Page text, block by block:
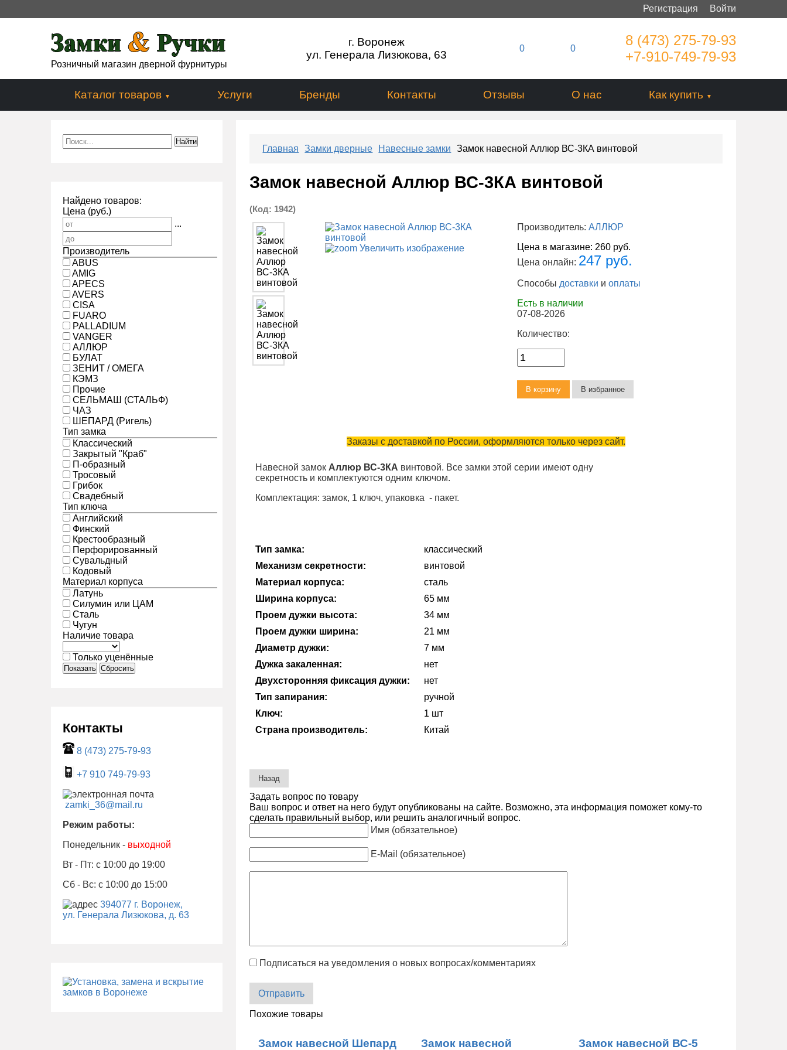
Войти
Регистрация
Розничный магазин дверной фурнитуры
г. Воронеж
ул. Генерала Лизюкова, 63
0 0
8 (473) 275-79-93
+7-910-749-79-93
Каталог товаров Услуги Бренды Контакты Отзывы О нас Как купить
Найдено товаров:
Цена (руб.)
...
Производитель
ABUS
AMIG
APECS
AVERS
CISA
FUARO
PALLADIUM
VANGER
АЛЛЮР
БУЛАТ
ЗЕНИТ / ОМЕГА
КЭМЗ
Прочие
СЕЛЬМАШ (СТАЛЬФ)
ЧАЗ
ШЕПАРД (Ригель)
Тип замка
Классический
Закрытый "Краб"
П-образный
Тросовый
Грибок
Свадебный
Тип ключа
Английский
Финский
Крестообразный
Перфорированный
Сувальдный
Кодовый
Материал корпуса
Латунь
Силумин или ЦАМ
Сталь
Чугун
Наличие товара
Только уценённые
Показать Сбросить
Контакты
8 (473) 275-79-93
+7 910 749-79-93
zamki_36@mail.ru
Режим работы:
Понедельник - выходной
Вт - Пт: с 10:00 до 19:00
Сб - Вс: с 10:00 до 15:00
394077 г. Воронеж,
ул. Генерала Лизюкова, д. 63
Главная Замки дверные Навесные замки Замок навесной Аллюр ВС-3КА винтовой
Замок навесной Аллюр ВС-3КА винтовой
(Код: 1942)
Увеличить изображение
Производитель:АЛЛЮР
Цена в магазине: 260 руб.
Цена онлайн: 247 руб.
Способы доставки иоплаты
Есть в наличии
07-08-2026
Количество:
Заказы с доставкой по России, оформляются только через сайт.
Навесной замок Аллюр ВС-3КА винтовой. Все замки этой серии имеют одну
секретность и комплектуются одним ключом.
Комплектация: замок, 1 ключ, упаковка - пакет.
Тип замка:
классический
Механизм секретности:
винтовой
Материал корпуса:
сталь
Ширина корпуса:
65 мм
Проем дужки высота:
34 мм
Проем дужки ширина:
21 мм
Диаметр дужки:
7 мм
Дужка закаленная:
нет
Двухсторонняя фиксация дужки:
нет
Тип запирания:
ручной
Ключ:
1 шт
Страна производитель:
Китай
Задать вопрос по товару
Ваш вопрос и ответ на него будут опубликованы на сайте. Возможно, эта информация поможет кому-то
сделать правильный выбор, или решить аналогичный вопрос.
Имя (обязательное)
E-Mail (обязательное)
Подписаться на уведомления о новых вопросах/комментариях
Отправить
Похожие товары
Замок навесной Шепард
Замок навесной
Замок навесной ВС-5